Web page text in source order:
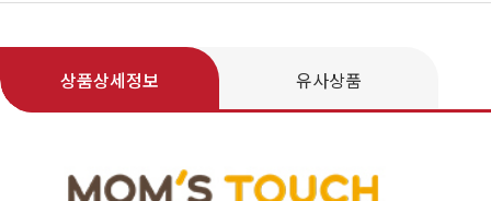
상품상세정보 유사상품